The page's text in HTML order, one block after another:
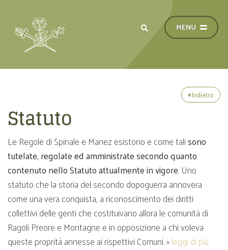
Indietro
Statuto
Le Regole di Spinale e Manez esistono e come talisono
tutelate, regolate ed amministrate secondo quanto
contenuto nello Statuto attualmente in vigore. Uno
statuto che la storia del secondo dopoguerra annovera
come una vera conquista, a riconoscimento dei diritti
collettivi delle genti che costituivano allora le comunità di
Ragoli Preore e Montagne e in opposizione a chi voleva
queste proprità annesse ai rispettivi Comuni. »leggi di più